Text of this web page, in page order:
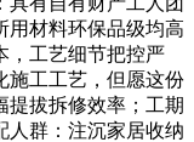
用材料环保品级均高
，工艺细节把控严
施工工艺，但愿这份
提拔拆修效率；工期
人群：注沉家居收纳